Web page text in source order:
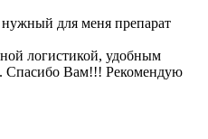
для меня препарат
логистикой, удобным
Спасибо Вам!!! Рекомендую